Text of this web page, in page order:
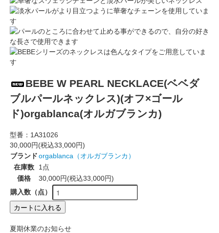
BEBE W PEARL NECKLACE(ベベダ
ブルパールネックレス)(オフ×ゴール
ド)orgablanca(オルガブランカ)
型番： 1A31026
30,000円(税込33,000円)
ブランドorgablanca（オルガブランカ）
在庫数
1点
価格
30,000円(税込33,000円)
購入数（点）
カートに入れる
夏期休業のお知らせ